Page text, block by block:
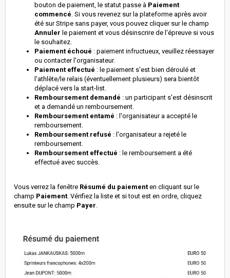
bouton de paiement, le statut passe à Paiement
commencé . Si vous revenez sur la plateforme après avoir
été sur Stripe sans payer, vous pouvez cliquer sur le champ
Annuler le paiement et vous désinscrire de l'épreuve si vous
le souhaitez.
Paiement échoué : paiement infructueux, veuillez réessayer
ou contacter l'organisateur.
Paiement effectué : le paiement s'est bien déroulé et
l'athlète/le relais (éventuellement plusieurs) sera bientôt
déplacé vers la start-list.
Remboursement demandé : un participant s'est désinscrit
et a demandé un remboursement.
Remboursement entamé : l'organisateur a accepté le
remboursement.
Remboursement refusé : l'organisateur a rejeté le
remboursement.
Remboursement effectué : le remboursement a été
effectué avec succès.
Vous verrez la fenêtre Résumé du paiement en cliquant sur le
champ Paiement . Vérifiez la liste et si tout est en ordre, cliquez
ensuite sur le champ Payer